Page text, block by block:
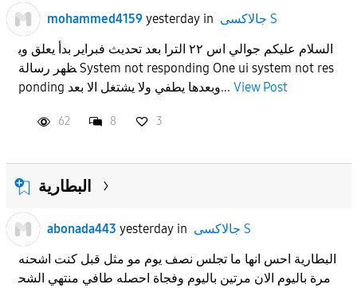
mohammed4159 yesterdayin
جالاكسى S
السلام عليكم جوالي اس ٢٢ الترا بعد تحديث فبراير بدأ يعلق وي
ظهر رسالة System not responding One ui system not res
ponding وبعدها يطفي ولا يشتغل الا بعد... View Post
62 8 3
البطارية
abonada443 yesterdayin
جالاكسى S
البطارية احس انها ما تجلس نصف يوم مو مثل قبل كنت اشحنه
مرة باليوم الان مرتين باليوم وفجاة احصله طافي منتهي الشح